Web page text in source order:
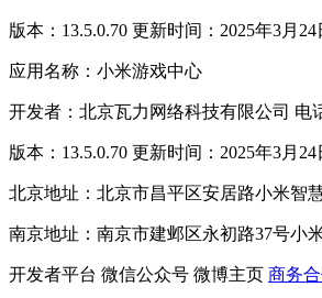
版本：13.5.0.70 更新时间：2025年3月24
应用名称：小米游戏中心
开发者：北京瓦力网络科技有限公司 电
版本：13.5.0.70 更新时间：2025年3月24
北京地址：北京市昌平区安居路小米智
南京地址：南京市建邺区永初路37号小
开发者平台 微信公众号 微博主页 商务